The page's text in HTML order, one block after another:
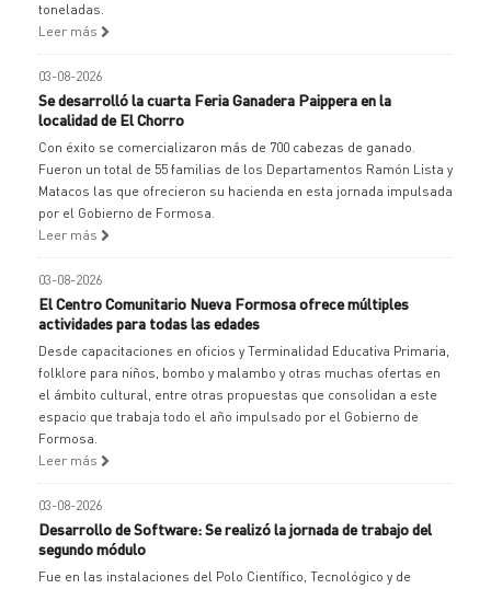
toneladas.
Leer más
03-08-2026
Se desarrolló la cuarta Feria Ganadera Paippera en la
localidad de El Chorro
Con éxito se comercializaron más de 700 cabezas de ganado.
Fueron un total de 55 familias de los Departamentos Ramón Lista y
Matacos las que ofrecieron su hacienda en esta jornada impulsada
por el Gobierno de Formosa.
Leer más
03-08-2026
El Centro Comunitario Nueva Formosa ofrece múltiples
actividades para todas las edades
Desde capacitaciones en oficios y Terminalidad Educativa Primaria,
folklore para niños, bombo y malambo y otras muchas ofertas en
el ámbito cultural, entre otras propuestas que consolidan a este
espacio que trabaja todo el año impulsado por el Gobierno de
Formosa.
Leer más
03-08-2026
Desarrollo de Software: Se realizó la jornada de trabajo del
segundo módulo
Fue en las instalaciones del Polo Científico, Tecnológico y de